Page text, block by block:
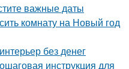
важные даты
комнату на Новый год
без денег
инструкция для